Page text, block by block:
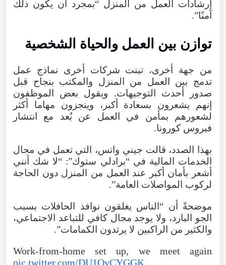
إرشادات العمل من المنزل “بمجرد أن يكون ذلك
آمنًا”.
توازن بين العمل والحياة الشخصية
من جهة أخرى، تبنت شركات أخرى نماذج عمل
تدمج بين العمل من المنزل والمكتب بنجاح قبل
صدور أحدث التوجيهات. ويقول بعض الموظفون
إنهم يشعرون بسعادة أكبر، وينجزون مهاما أكثر
لشعورهم بمأمن في العمل عن بُعد مع انتشار
فيروس كورونا.
بهذا الصدد، قالت جيني واتس، التي تعمل في مجال
الخدمات المالية في “برادلي ستوك”: “لا شك أنني
أشعر بأمان أكبر عند العمل من المنزل دون الحاجة
لركوب المواصلات العامة”.
موضحةً أن “الناس يغلقون نوافذ الحافلات بسبب
الجو البارد، ولا يوجد مجال كافي للتباعد الاجتماعي،
والكثير من الراكبين لا يرتدون الكمامات”.
Work-from-home set up, we meet again
pic.twitter.com/DU1QvCYGGK